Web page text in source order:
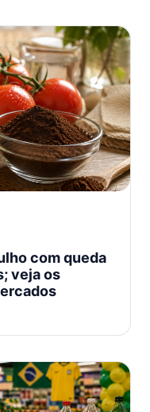
com queda
veja os